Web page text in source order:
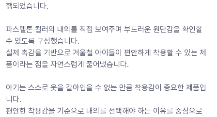
행되었습니다.
파스텔톤 컬러의 내의를 직접 보여주며 부드러운 원단감을 확인할
수 있도록 구성했습니다.
실제 촉감을 기반으로 겨울철 아이들이 편안하게 착용할 수 있는 제
품이라는 점을 자연스럽게 풀어냈습니다.
아기는 스스로 옷을 갈아입을 수 없는 만큼 착용감이 중요한 제품입
니다.
편안한 착용감을 기준으로 내의를 선택해야 하는 이유를 중심으로